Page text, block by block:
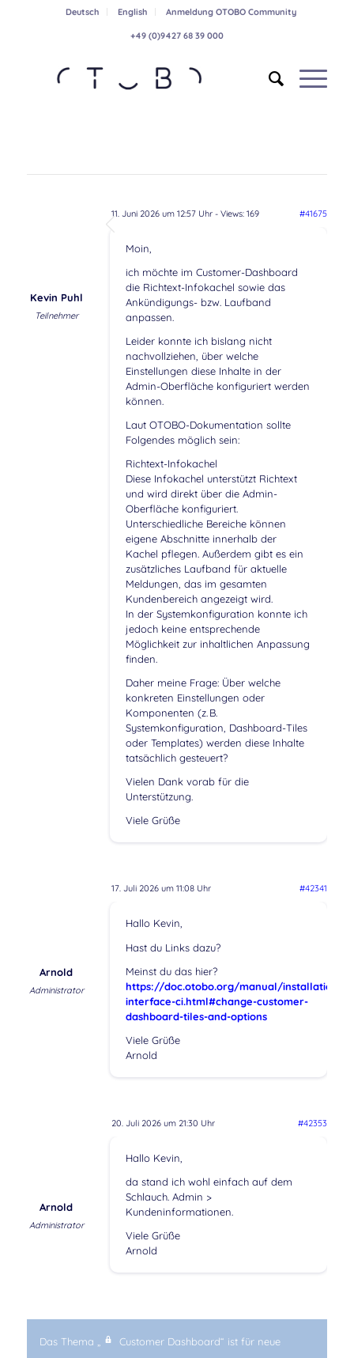
Deutsch English Anmeldung OTOBO Community
+49 (0)9427 68 39 000
11. Juni 2026 um 12:57 Uhr- Views: 169 #41675
Kevin Puhl
Teilnehmer
Moin,
ich möchte im Customer-Dashboard
die Richtext-Infokachel sowie das
Ankündigungs- bzw. Laufband
anpassen.
Leider konnte ich bislang nicht
nachvollziehen, über welche
Einstellungen diese Inhalte in der
Admin-Oberfläche konfiguriert werden
können.
Laut OTOBO-Dokumentation sollte
Folgendes möglich sein:
Richtext-Infokachel
Diese Infokachel unterstützt Richtext
und wird direkt über die Admin-
Oberfläche konfiguriert.
Unterschiedliche Bereiche können
eigene Abschnitte innerhalb der
Kachel pflegen. Außerdem gibt es ein
zusätzliches Laufband für aktuelle
Meldungen, das im gesamten
Kundenbereich angezeigt wird.
In der Systemkonfiguration konnte ich
jedoch keine entsprechende
Möglichkeit zur inhaltlichen Anpassung
finden.
Daher meine Frage: Über welche
konkreten Einstellungen oder
Komponenten (z. B.
Systemkonfiguration, Dashboard-Tiles
oder Templates) werden diese Inhalte
tatsächlich gesteuert?
Vielen Dank vorab für die
Unterstützung.
Viele Grüße
17. Juli 2026 um 11:08 Uhr #42341
Arnold
Administrator
Hallo Kevin,
Hast du Links dazu?
Meinst du das hier?
https://doc.otobo.org/manual/installation/
interface-ci.html#change-customer-
dashboard-tiles-and-options
Viele Grüße
Arnold
20. Juli 2026 um 21:30 Uhr #42353
Arnold
Administrator
Hallo Kevin,
da stand ich wohl einfach auf dem
Schlauch. Admin >
Kundeninformationen.
Viele Grüße
Arnold
Das Thema „
Customer Dashboard“ ist für neue